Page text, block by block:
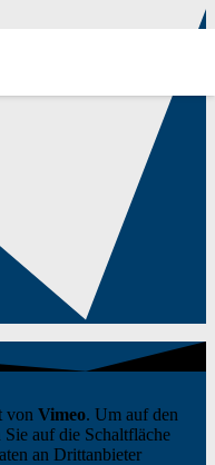
von Vimeo. Um auf den
auf die Schaltfläche
an Drittanbieter